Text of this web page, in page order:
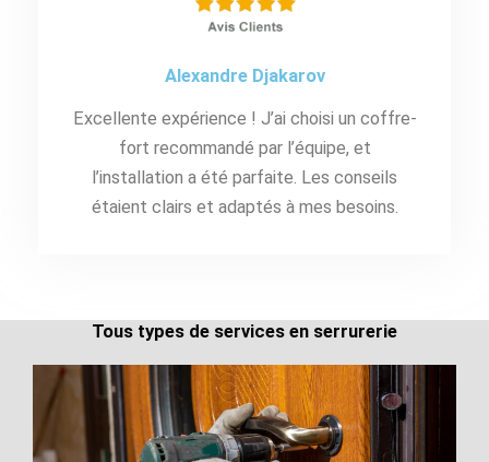
Alexandre Djakarov
Excellente expérience ! J’ai choisi un coffre-
fort recommandé par l’équipe, et
l’installation a été parfaite. Les conseils
étaient clairs et adaptés à mes besoins.
Tous types de services en serrurerie